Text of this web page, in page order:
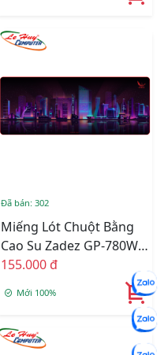
Đã bán: 302
Miếng Lót Chuột Bằng
Cao Su Zadez GP-780W
(Đen)
155.000 đ
Mới 100%